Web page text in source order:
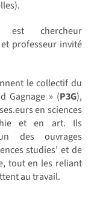
est chercheur
professeur invité
le collectif du
Gagnage » (P3G),
en sciences
et en art. Ils
des ouvrages
studies’ et de
tout en les reliant
au travail.